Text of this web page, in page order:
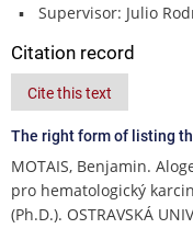
Supervisor: Julio
Citation record
Cite this text
The right form of listing
MOTAIS, Benjamin.
pro hematologický
(Ph.D.). OSTRAVSKÁ